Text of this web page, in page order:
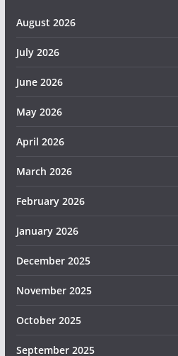
August 2026
July 2026
June 2026
May 2026
April 2026
March 2026
February 2026
January 2026
December 2025
November 2025
October 2025
September 2025